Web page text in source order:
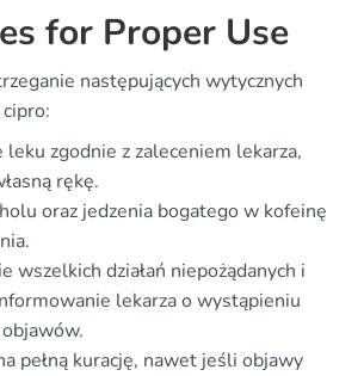
for Proper Use
następujących wytycznych
leku zgodnie z zaleceniem lekarza,
rękę.
oraz jedzenia bogatego w kofeinę
wszelkich działań niepożądanych i
lekarza o wystąpieniu
pełną kurację, nawet jeśli objawy